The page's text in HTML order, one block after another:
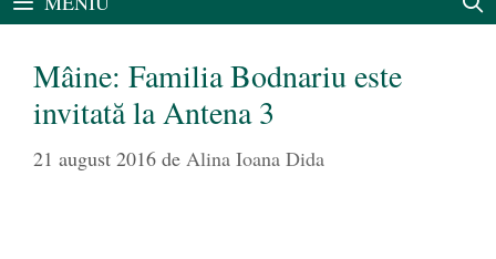
Mâine: Familia Bodnariu este
invitată la Antena 3
21 august 2016 de Alina Ioana Dida